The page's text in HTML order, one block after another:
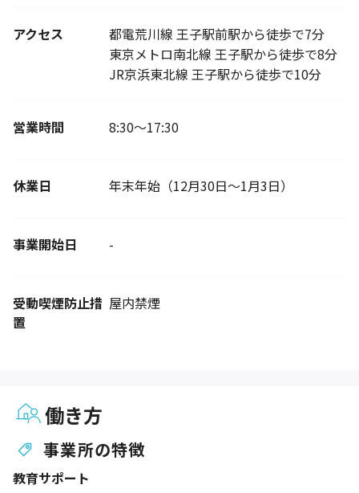
アクセス
都電荒川線 王子駅前駅から徒歩で7分
東京メトロ南北線 王子駅から徒歩で8分
JR京浜東北線 王子駅から徒歩で10分
営業時間 8:30～17:30
休業日 年末年始（12月30日～1月3日）
事業開始日 -
受動喫煙防止措
置
屋内禁煙
働き方
事業所の特徴
教育サポート